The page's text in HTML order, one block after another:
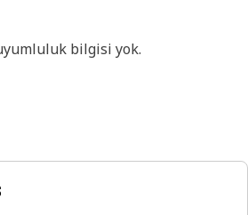
bilgisi yok.